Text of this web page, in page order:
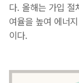
다. 올해는 가입 절
여율을 높여 에너
이다.